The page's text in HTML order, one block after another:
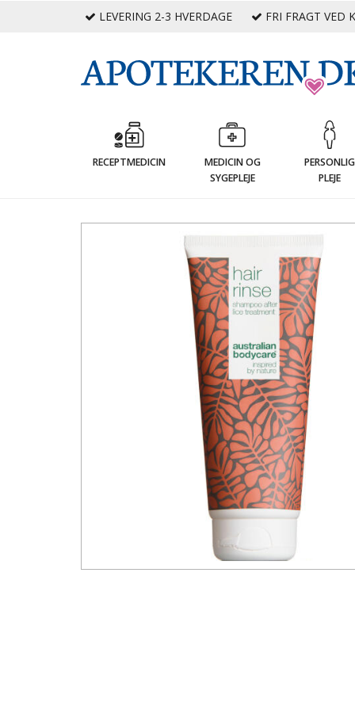
LEVERING 2-3 HVERDAGE FRI FRAGT VED
RECEPTMEDICIN
MEDICIN OG
SYGEPLEJE
PERSONLIG
PLEJE